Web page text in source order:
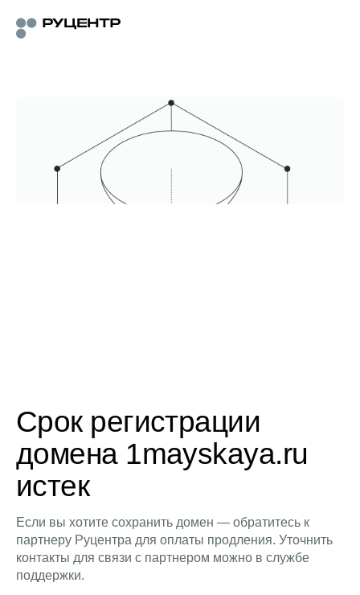
Срок регистрации
домена 1mayskaya.ru
истек
Если вы хотите сохранить домен — обратитесь к
партнеру Руцентра для оплаты продления. Уточнить
контакты для связи с партнером можно в службе
поддержки.